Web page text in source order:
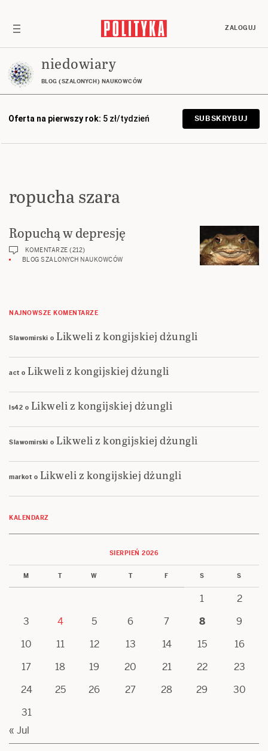
ZALOGUJ
niedowiary
BLOG (SZALONYCH) NAUKOWCÓW
Oferta na pierwszy rok: 5 zł/tydzień SUBSKRYBUJ
ropucha szara
Ropuchą w depresję
KOMENTARZE (212)
BLOG SZALONYCH NAUKOWCÓW
NAJNOWSZE KOMENTARZE
Slawomirski o Likweli z kongijskiej dżungli
act o Likweli z kongijskiej dżungli
ls42 o Likweli z kongijskiej dżungli
Slawomirski o Likweli z kongijskiej dżungli
markot o Likweli z kongijskiej dżungli
KALENDARZ
SIERPIEŃ 2026
M T W T F S S
1
2
3
4 5 6 7 8
9
10
11 12 13 14 15
16
17
18 19 20 21 22
23
24
25 26 27 28 29
30
31
« Jul